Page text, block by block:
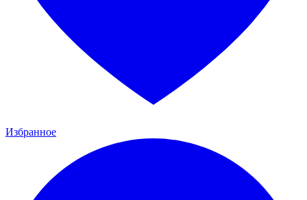
Избранное